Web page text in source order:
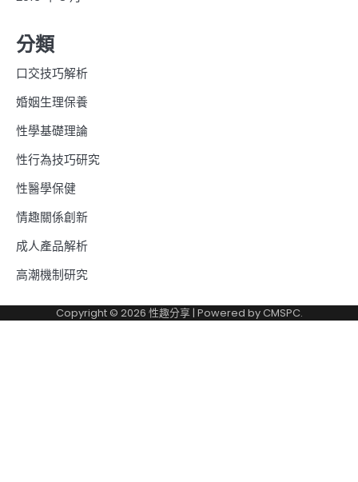
分類
口交技巧解析
婚姻生理保養
性學基礎理論
性行為技巧研究
性醫學保健
情趣關係創新
成人產品解析
高潮機制研究
Copyright © 2026 性趣分享| Powered byCMSPC.